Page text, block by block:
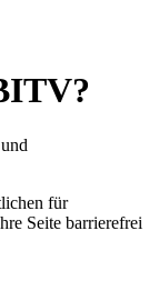
für
Seite barrierefrei